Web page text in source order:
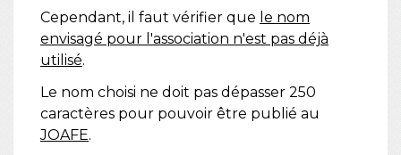
Cependant, il faut vérifier que le nom
envisagé pour l'association n'est pas déjà
utilisé.
Le nom choisi ne doit pas dépasser 250
caractères pour pouvoir être publié au
JOAFE.